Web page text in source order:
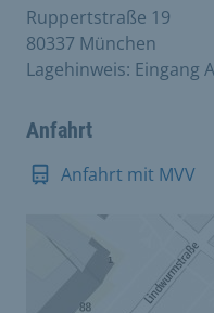
Ruppertstraße 19
80337 München
Lagehinweis: Eingang A
Anfahrt
Anfahrt mit MVV